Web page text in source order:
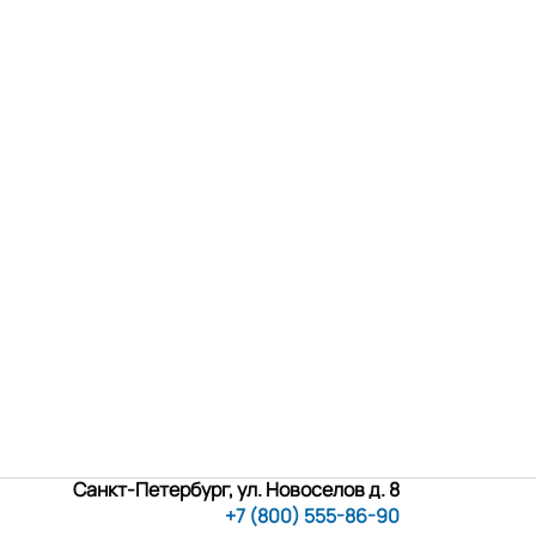
Санкт-Петербург, ул. Новоселов д. 8
+7 (800) 555-86-90